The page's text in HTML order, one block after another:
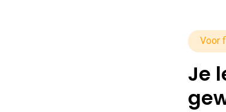
Voor
Je